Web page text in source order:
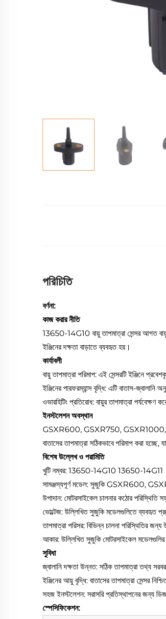
পরিচিতি
বর্ণনা:
কাজ করার নীতি
13650-14G10 বায়ু তাপমাত্রা সেন্সর আগত বায়ুর
ইঞ্জিনের দক্ষতা বাড়াতে ব্যবহৃত হয়।
কার্যাবলী
বায়ু তাপমাত্রা পরিমাপ: এই সেন্সরটি ইঞ্জিনে
ইঞ্জিনের পারফরম্যান্স বৃদ্ধি: এটি বাতাস-জ্বালানি
ওভারহিটিং প্রতিরোধ: বায়ুর তাপমাত্রা পর্যবেক্ষণ
ইনস্টলেশন অবস্থান
GSXR600, GSXR750, GSXR1000,
বাতাসের তাপমাত্রা সঠিকভাবে পরিমাপ করা হচ্ছে,
বিশেষ উল্লেখ ও পরামিতি
খুটি নম্বর: 13650-14G10 13650-14G11
সামঞ্জস্যপূর্ণ মডেল: সুজুকি GSXR600,
উপাদান: মোটরসাইকেল চালনার কঠোর পরিস্থিতি
ভোল্টেজ: উল্লিখিত সুজুকি মডেলগুলিতে ব্যবহৃত
তাপমাত্রা পরিসর: বিভিন্ন চালনা পরিস্থিতির
আকার: উল্লিখিত সুজুকি মোটরসাইকেল
সুবিধা
জ্বালানি দক্ষতা উন্নত: সঠিক তাপমাত্রা তথ্য
ইঞ্জিনের আয়ু বৃদ্ধি: বাতাসের তাপমাত্রা সেন্সর
সহজ ইনস্টলেশন: সরাসরি প্রতিস্থাপনের জন্য
স্পেসিফিকেশন: